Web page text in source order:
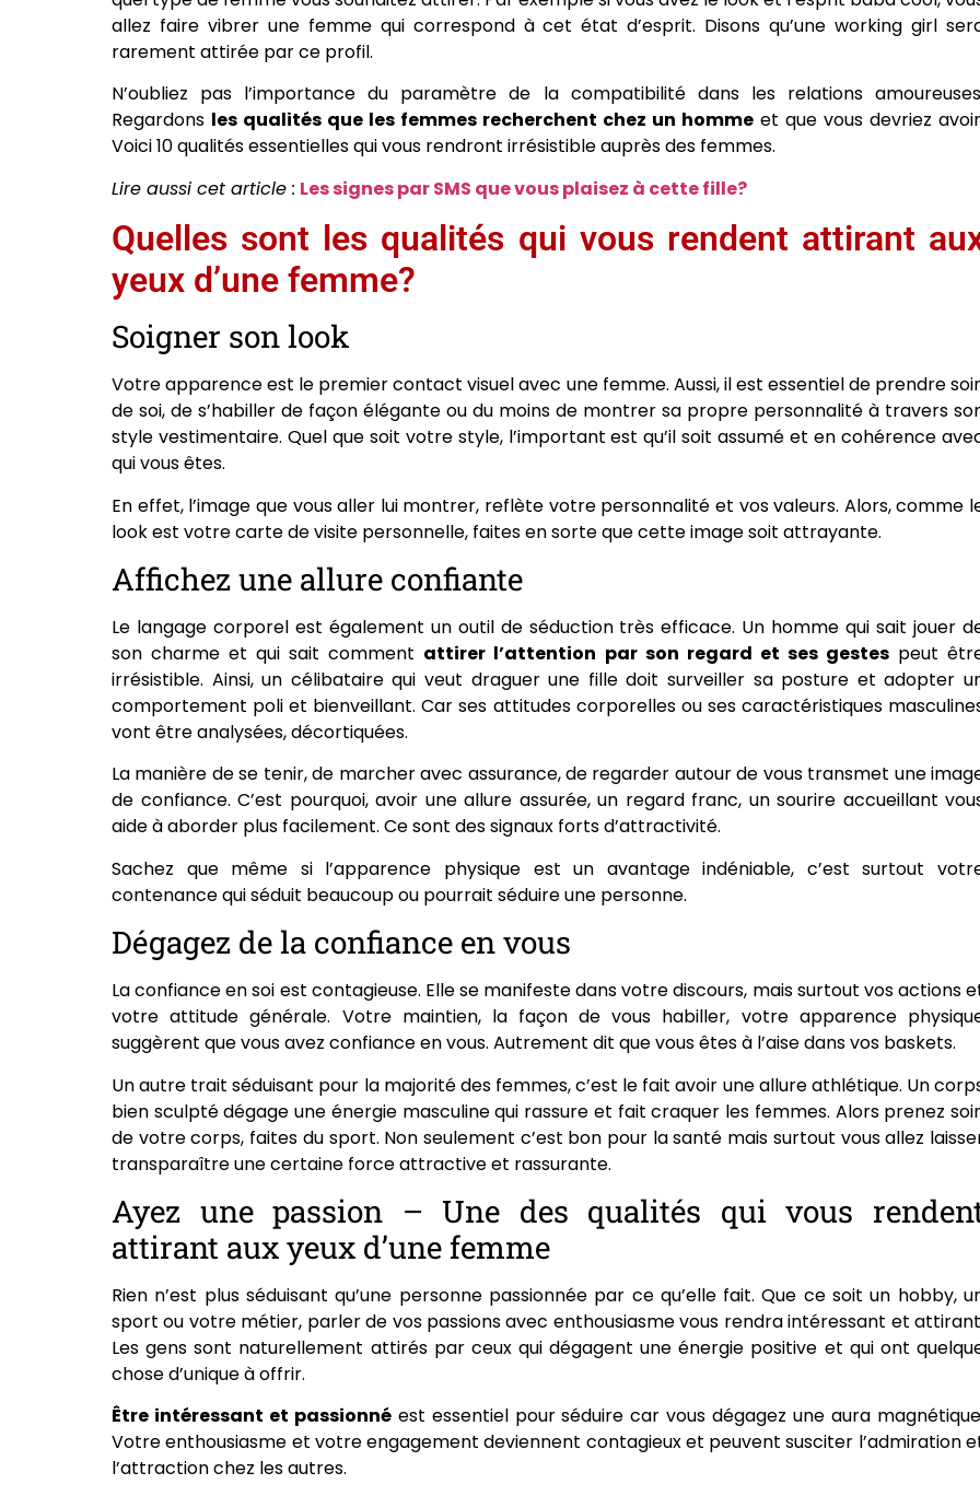
allez faire vibrer une femme qui correspond à cet état d’esprit. Disons qu’une working girl
rarement attirée par ce profil.
N’oubliez pas l’importance du paramètre de la compatibilité dans les relations
Regardons les qualités que les femmes recherchent chez un homme et que vous devriez
Voici 10 qualités essentielles qui vous rendront irrésistible auprès des femmes.
Lire aussi cet article : Les signes par SMS que vous plaisez à cette fille?
Quelles sont les qualités qui vous rendent attirant
yeux d’une femme?
Soigner son look
Votre apparence est le premier contact visuel avec une femme. Aussi, il est essentiel de prendre
de soi, de s’habiller de façon élégante ou du moins de montrer sa propre personnalité à travers
style vestimentaire. Quel que soit votre style, l’important est qu’il soit assumé et en cohérence
qui vous êtes.
En effet, l’image que vous aller lui montrer, reflète votre personnalité et vos valeurs. Alors, comme
look est votre carte de visite personnelle, faites en sorte que cette image soit attrayante.
Affichez une allure confiante
Le langage corporel est également un outil de séduction très efficace. Un homme qui sait jouer
son charme et qui sait comment attirer l’attention par son regard et ses gestespeut
irrésistible. Ainsi, un célibataire qui veut draguer une fille doit surveiller sa posture et adopter
comportement poli et bienveillant. Car ses attitudes corporelles ou ses caractéristiques
vont être analysées, décortiquées.
La manière de se tenir, de marcher avec assurance, de regarder autour de vous transmet une
de confiance. C’est pourquoi, avoir une allure assurée, un regard franc, un sourire accueillant
aide à aborder plus facilement. Ce sont des signaux forts d’attractivité.
Sachez que même si l’apparence physique est un avantage indéniable, c’est surtout
contenance qui séduit beaucoup ou pourrait séduire une personne.
Dégagez de la confiance en vous
La confiance en soi est contagieuse. Elle se manifeste dans votre discours, mais surtout vos actions
votre attitude générale. Votre maintien, la façon de vous habiller, votre apparence
suggèrent que vous avez confiance en vous. Autrement dit que vous êtes à l’aise dans vos baskets.
Un autre trait séduisant pour la majorité des femmes, c’est le fait avoir une allure athlétique. Un
bien sculpté dégage une énergie masculine qui rassure et fait craquer les femmes. Alors prenez
de votre corps, faites du sport. Non seulement c’est bon pour la santé mais surtout vous allez
transparaître une certaine force attractive et rassurante.
Ayez une passion – Une des qualités qui vous
attirant aux yeux d’une femme
Rien n’est plus séduisant qu’une personne passionnée par ce qu’elle fait. Que ce soit un hobby,
sport ou votre métier, parler de vos passions avec enthousiasme vous rendra intéressant et
Les gens sont naturellement attirés par ceux qui dégagent une énergie positive et qui ont
chose d’unique à offrir.
Être intéressant et passionnéest essentiel pour séduire car vous dégagez une aura
Votre enthousiasme et votre engagement deviennent contagieux et peuvent susciter l’admiration
l’attraction chez les autres.